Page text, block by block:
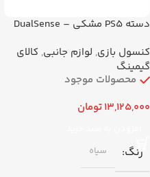
دسته PS5 مشکی – DualSense
کنسول بازی, لوازم جانبی, کالای
گیمینگ
محصولات موجود
13,125,000تومان
رنگ سیاه